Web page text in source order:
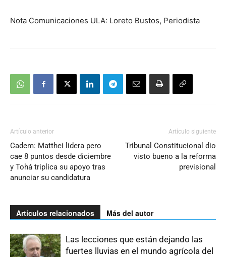
Nota Comunicaciones ULA: Loreto Bustos, Periodista
Artículo anterior
Cadem: Matthei lidera pero
cae 8 puntos desde diciembre
y Tohá triplica su apoyo tras
anunciar su candidatura
Artículo siguiente
Tribunal Constitucional dio
visto bueno a la reforma
previsional
Artículos relacionados Más del autor
Las lecciones que están dejando las
fuertes lluvias en el mundo agrícola del